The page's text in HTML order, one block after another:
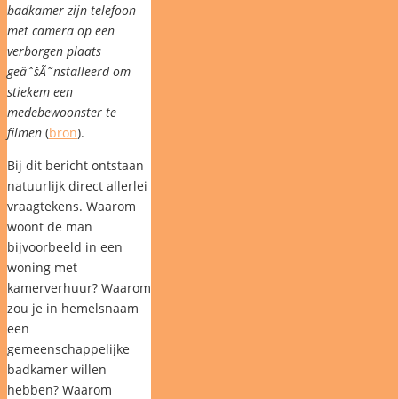
badkamer zijn telefoon
met camera op een
verborgen plaats
geâˆšÃ˜nstalleerd om
stiekem een
medebewoonster te
filmen (bron).
Bij dit bericht ontstaan
natuurlijk direct allerlei
vraagtekens. Waarom
woont de man
bijvoorbeeld in een
woning met
kamerverhuur? Waarom
zou je in hemelsnaam
een
gemeenschappelijke
badkamer willen
hebben? Waarom